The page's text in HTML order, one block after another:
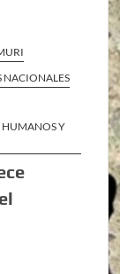
NACIONALES
HUMANOS Y